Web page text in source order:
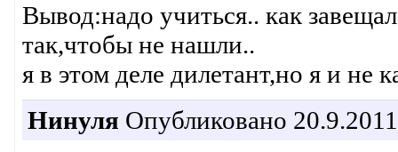
Вывод:надо учиться.. как
так,чтобы не нашли..
я в этом деле дилетант,но я и не
Нинуля Опубликовано